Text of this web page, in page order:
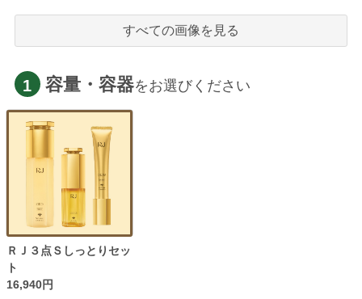
すべての画像を見る
1 容量・容器をお選びください
ＲＪ３点Ｓしっとりセッ
ト
16,940円